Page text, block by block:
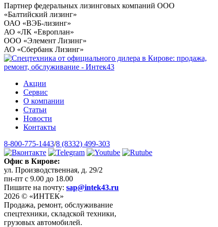
Партнер федеральных лизинговых компаний ООО
«Балтийский лизинг»
ОАО «ВЭБ-лизинг»
АО «ЛК «Европлан»
ООО «Элемент Лизинг»
АО «Сбербанк Лизинг»
Акции
Сервис
О компании
Статьи
Новости
Контакты
8-800-775-1443/8 (8332) 499-303
Офис в Кирове:
ул. Производственная, д. 29/2
пн-пт с 9.00 до 18.00
Пишите на почту: sap@intek43.ru
2026 © «ИНТЕК»
Продажа, ремонт, обслуживание
спецтехники, складской техники,
грузовых автомобилей.